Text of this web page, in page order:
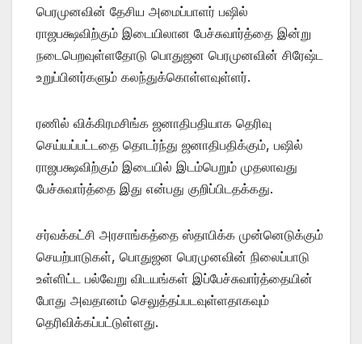
பெரமுனவின் தேசிய அமைப்பாளர் பஷில்
ராஜபக்ஷவிற்கும் இடையிலான பேச்சுவார்த்தை இன்று
நடைபெறவுள்ளதோடு பொதுஜன பெரமுனவின் சிரேஷ்ட
உறுப்பினர்களும் கலந்துக்கொள்ளவுள்ளர்.
ரணில் விக்கிரமசிங்க ஜனாதிபதியாக தெரிவு
செய்யப்பட்டதை தொடர்ந்து ஜனாதிபதிக்கும், பஷில்
ராஜபக்ஷவிற்கும் இடையில் இடம்பெறும் முதலாவது
பேச்சுவார்த்தை இது என்பது குறிப்பிடதக்கது.
சர்வக்கட்சி அரசாங்கத்தை ஸ்தாபிக்க முன்னெடுக்கும்
செயற்பாடுகள், பொதுஜன பெரமுனவின் நிலைப்பாடு
உள்ளிட்ட பல்வேறு விடயங்கள் இப்பேச்சுவார்த்தையின்
போது அவதானம் செலுத்தப்படவுள்ளதாகவும்
தெரிவிக்கப்பட்டுள்ளது.